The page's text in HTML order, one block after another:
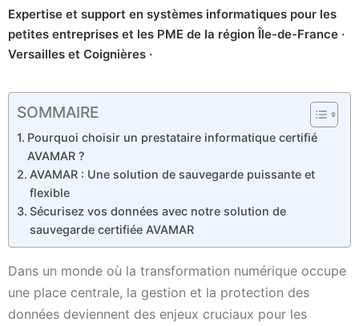
Expertise et support en systèmes informatiques pour les
petites entreprises et les PME de la région Île-de-France ·
Versailles et Coignières ·
SOMMAIRE
Pourquoi choisir un prestataire informatique certifié
AVAMAR ?
AVAMAR : Une solution de sauvegarde puissante et
flexible
Sécurisez vos données avec notre solution de
sauvegarde certifiée AVAMAR
Dans un monde où la transformation numérique occupe
une place centrale, la gestion et la protection des
données deviennent des enjeux cruciaux pour les